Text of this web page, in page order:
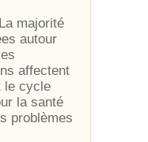
majorité
autour
affectent
le cycle
la santé
problèmes